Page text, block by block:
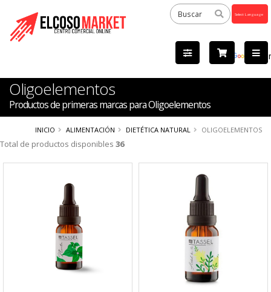
by
Oligoelementos
Productos de primeras marcas para Oligoelementos
INICIO ALIMENTACIÓN DIETÉTICA NATURAL OLIGOELEMENTOS
Total de productos disponibles 36